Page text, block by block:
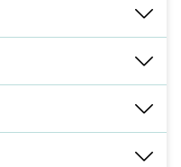
in camera superior o
da cui godere del panorama
di 40.000 m
anni è stata
m, raggiungibile con